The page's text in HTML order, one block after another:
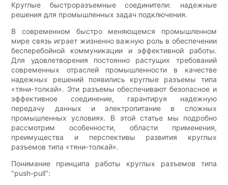
Круглые быстроразъемные соединители: надежные
решения для промышленных задач подключения.
В современном быстро меняющемся промышленном
мире связь играет жизненно важную роль в обеспечении
бесперебойной коммуникации и эффективной работы.
Для удовлетворения постоянно растущих требований
современных отраслей промышленности в качестве
надежных решений появились круглые разъемы типа
«тяни-толкай». Эти разъемы обеспечивают безопасное и
эффективное соединение, гарантируя надежную
передачу данных и электропитание в сложных
промышленных условиях. В этой статье мы подробно
рассмотрим особенности, области применения,
преимущества и перспективы развития круглых
разъемов типа «тяни-толкай».
Понимание принципа работы круглых разъемов типа
"push-pull":